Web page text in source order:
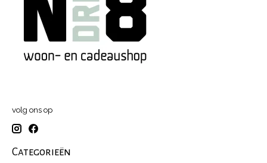
volg ons op
Categorieën